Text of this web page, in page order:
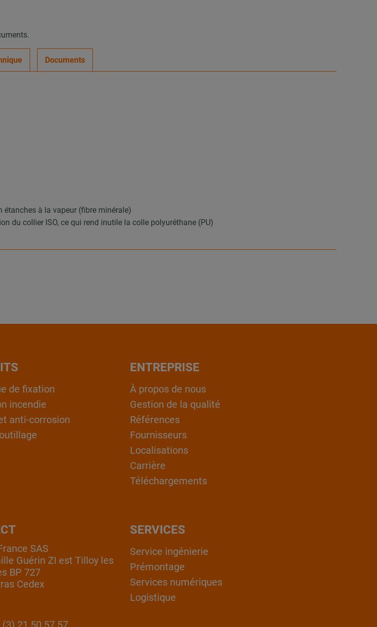
Documents
à la vapeur (fibre minérale)
du collier ISO, ce qui rend inutile la colle polyuréthane (PU)
de fixation
incendie
anti-corrosion
ENTREPRISE
À propos de nous
Gestion de la qualité
Références
Fournisseurs
Localisations
Carrière
Téléchargements
SAS
Guérin ZI est Tilloy les
BP 727
Cedex
(3) 21 50 57 57
SERVICES
Service ingénierie
Prémontage
Services numériques
Logistique